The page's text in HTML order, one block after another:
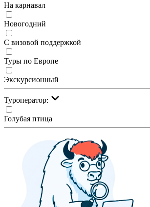
На карнавал
Новогодний
С визовой поддержкой
Туры по Европе
Экскурсионный
Туроператор:
Голубая птица